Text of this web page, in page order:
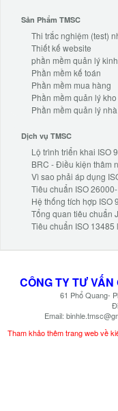
Sản Phẩm TMSC
Thi trắc nghiệm (test)
Thiết kế website
phần mềm quản lý
Phần mềm kế toán
Phần mềm mua hàng
Phần mềm quản lý kho
Phần mềm quản lý
Dịch vụ TMSC
Lộ trình triển khai ISO
BRC - Điều kiện thâm
Vì sao phải áp dụng
Tiêu chuẩn ISO
Hệ thống tích hợp ISO
Tổng quan tiêu chuẩn
Tiêu chuẩn ISO 13485
CÔNG TY TƯ VẤN
61 Phổ Quang-
Email:
Tham khảo thêm trang web về